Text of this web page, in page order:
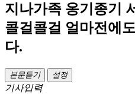
지나가족 옹기종기
콜걸콜걸 얼마전에
다.
본문듣기 설정
기사입력